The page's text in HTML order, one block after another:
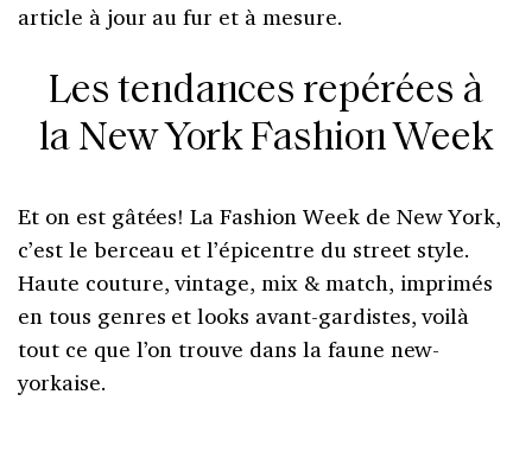
article à jour au fur et à mesure.
Les tendances repérées à
la New York Fashion Week
Et on est gâtées! La Fashion Week de New York,
c’est le berceau et l’épicentre du street style.
Haute couture, vintage, mix & match, imprimés
en tous genres et looks avant-gardistes, voilà
tout ce que l’on trouve dans la faune new-
yorkaise.